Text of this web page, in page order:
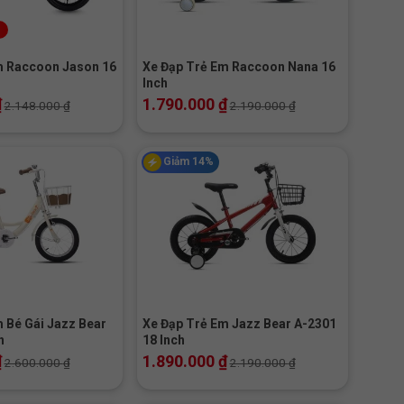
Raccoon Jason 16
2.148.000₫
Xe Đạp Trẻ Em Raccoon Nana 16
Inch
1.790.000₫2.190.000₫
Bé Gái Jazz Bear
2.600.000₫
Giảm 14%
Xe Đạp Trẻ Em Jazz Bear A-2301
18 Inch
1.890.000₫2.190.000₫